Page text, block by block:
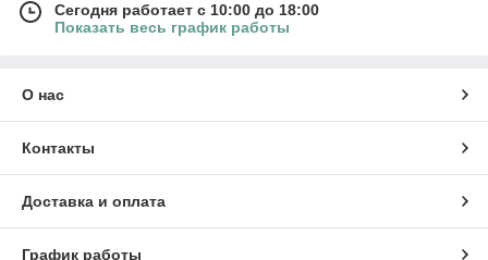
Сегодня работает с 10:00 до 18:00
Показать весь график работы
О нас
Контакты
Доставка и оплата
График работы